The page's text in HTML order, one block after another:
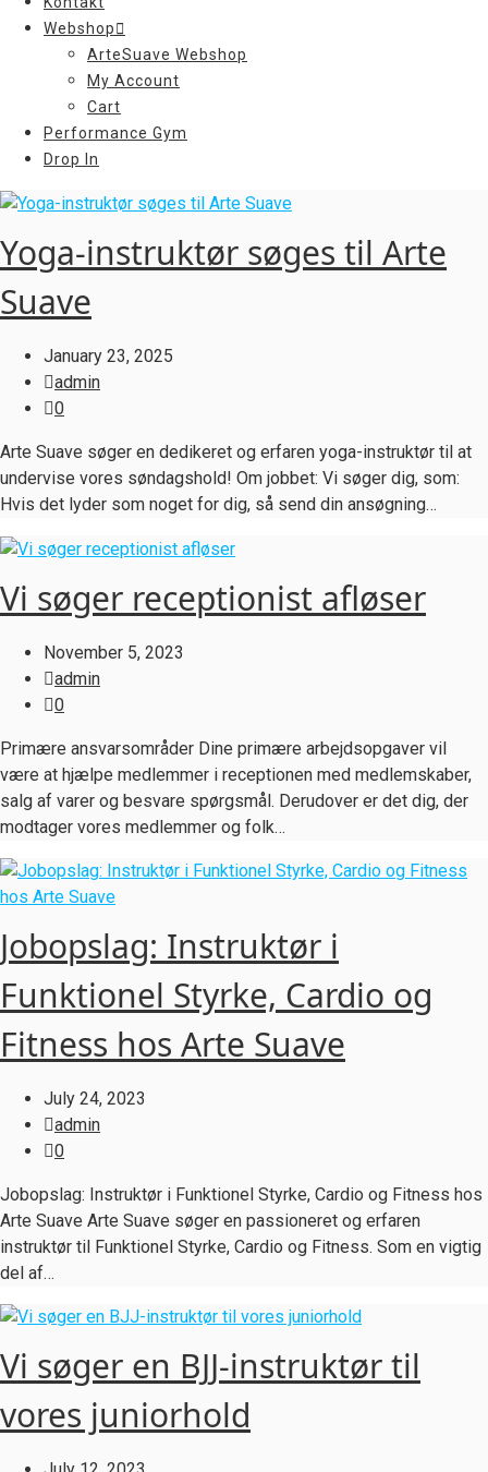
Webshop
ArteSuave Webshop
My Account
Cart
Performance Gym
Drop In
Yoga-instruktør søges til Arte
Suave
January 23, 2025
admin
0
Arte Suave søger en dedikeret og erfaren yoga-instruktør til at
undervise vores søndagshold! Om jobbet: Vi søger dig, som:
Hvis det lyder som noget for dig, så send din ansøgning…
Vi søger receptionist afløser
November 5, 2023
admin
0
Primære ansvarsområder Dine primære arbejdsopgaver vil
være at hjælpe medlemmer i receptionen med medlemskaber,
salg af varer og besvare spørgsmål. Derudover er det dig, der
modtager vores medlemmer og folk…
Jobopslag: Instruktør i
Funktionel Styrke, Cardio og
Fitness hos Arte Suave
July 24, 2023
admin
0
Jobopslag: Instruktør i Funktionel Styrke, Cardio og Fitness hos
Arte Suave Arte Suave søger en passioneret og erfaren
instruktør til Funktionel Styrke, Cardio og Fitness. Som en vigtig
del af…
Vi søger en BJJ-instruktør til
vores juniorhold